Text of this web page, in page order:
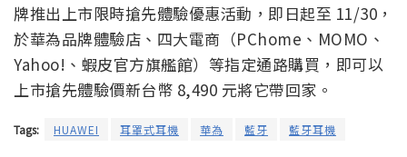
牌推出上市限時搶先體驗優惠活動，即日起至 11/30，
於華為品牌體驗店、四大電商（PChome、MOMO、
Yahoo!、蝦皮官方旗艦館）等指定通路購買，即可以
上市搶先體驗價新台幣 8,490 元將它帶回家。
Tags: HUAWEI 耳罩式耳機 華為 藍牙 藍牙耳機